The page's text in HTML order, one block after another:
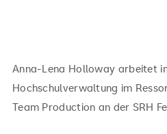
Anna-Lena Holloway arbeitet
Hochschulverwaltung im
Team Production an der SRH